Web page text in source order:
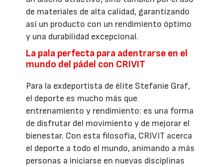
de materiales de alta calidad, garantizando
así un producto con un rendimiento óptimo
y una durabilidad excepcional.
La pala perfecta para adentrarse en el
mundo del pádel con CRIVIT
Para la exdeportista de élite Stefanie Graf,
el deporte es mucho más que
entrenamiento y rendimiento: es una forma
de disfrutar del movimiento y de mejorar el
bienestar. Con esta filosofía, CRIVIT acerca
el deporte a todo el mundo, animando a más
personas a iniciarse en nuevas disciplinas